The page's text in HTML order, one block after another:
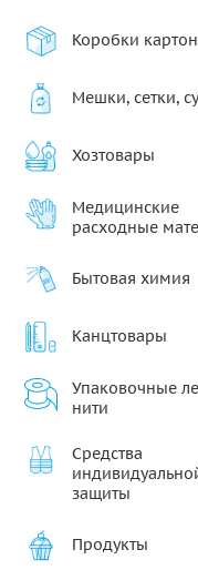
Коробки картон
Мешки, сетки,
Хозтовары
Медицинские
расходные
Бытовая химия
Канцтовары
Упаковочные
нити
Средства
защиты
Продукты